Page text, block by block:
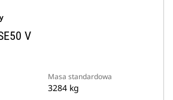
V
Masa standardowa
3284 kg